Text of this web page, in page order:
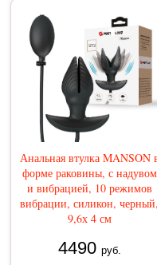
Анальная втулка MANSON
форме раковины, с надувом
и вибрацией, 10 режимов
вибрации, силикон, черный,
9,6х 4 см
4490 руб.